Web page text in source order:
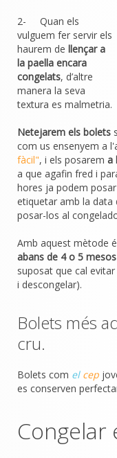
2- Quan els
vulguem fer servir els
haurem de llençar a
la paella encara
congelats, d’altre
manera la seva
textura es malmetria.
Netejarem els bolets
com us ensenyem a
fàcil", i els posarem a
a que agafin fred i
hores ja podem
etiquetar amb la data
posar-los al
Amb aquest mètode
abans de 4 o 5 mesos
suposat que cal
i descongelar).
Bolets més
cru.
Bolets com el cep
es conserven
Congelar